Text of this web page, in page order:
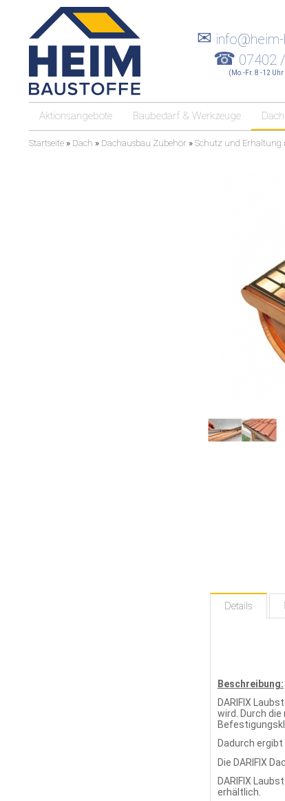
✉
☎ 07402
(Mo.-Fr. 8 -12 Uhr
Aktionsangebote Baubedarf & Werkzeuge Dach
Startseite » Dach » Dachausbau Zubehör » Schutz und Erhaltung
Details
Beschreibung:
DARIFIX
wird. Durch
Dadurch
Die DARIFIX
DARIFIX
erhältlich.